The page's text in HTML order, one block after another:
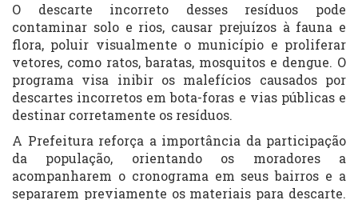
O descarte incorreto desses resíduos pode
contaminar solo e rios, causar prejuízos à fauna e
flora, poluir visualmente o município e proliferar
vetores, como ratos, baratas, mosquitos e dengue. O
programa visa inibir os malefícios causados por
descartes incorretos em bota-foras e vias públicas e
destinar corretamente os resíduos.
A Prefeitura reforça a importância da participação
da população, orientando os moradores a
acompanharem o cronograma em seus bairros e a
separarem previamente os materiais para descarte.